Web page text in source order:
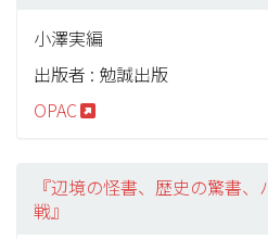
小澤実編
出版者 : 勉誠出版
OPAC
『辺境の怪書、歴史の驚書
戦』